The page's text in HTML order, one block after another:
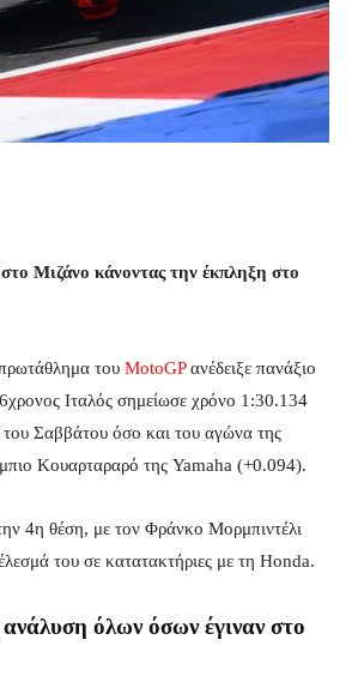
Μιζάνο κάνοντας την έκπληξη στο
του MotoGPανέδειξε πανάξιο
Ιταλός σημείωσε χρόνο 1:30.134
του Σαββάτου όσο και του αγώνα της
Κουαρταραρό της Yamaha (+0.094).
4η θέση, με τον Φράνκο Μορμπιντέλι
του σε κατατακτήριες με τη Honda.
όλων όσων έγιναν στο